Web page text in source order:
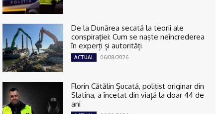
De la Dunărea secată la teorii ale
conspirației: Cum se naște neîncrederea
în experți și autorități
ACTUAL 06/08/2026
Florin Cătălin Șucată, poliţist originar din
Slatina, a încetat din viață la doar 44 de
ani